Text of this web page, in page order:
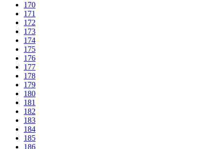
170
171
172
173
174
175
176
177
178
179
180
181
182
183
184
185
186